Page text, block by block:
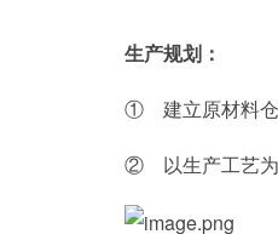
生产规划：
① 建立原材料仓
② 以生产工艺为